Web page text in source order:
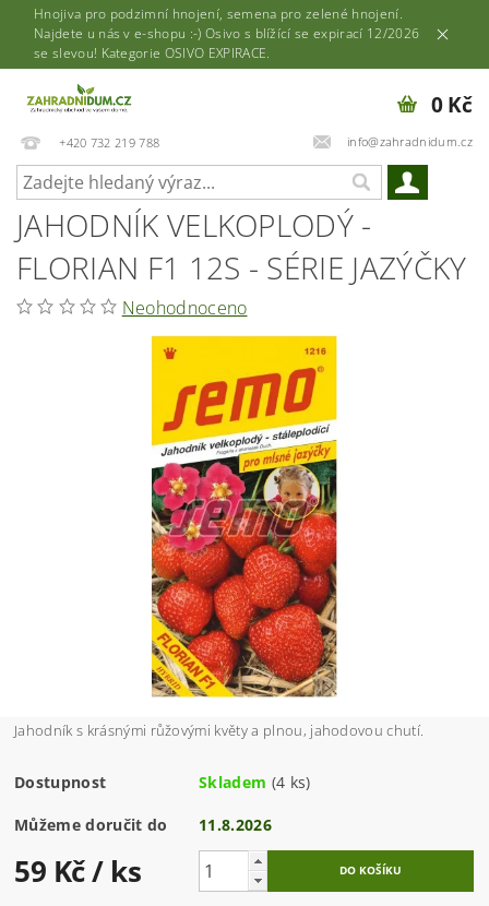
Hnojiva pro podzimní hnojení, semena pro zelené hnojení.
Najdete u nás v e-shopu :-) Osivo s blížící se expirací 12/2026
se slevou! Kategorie OSIVO EXPIRACE.
+420 732 219 788 info@zahradnidum.cz
0 Kč
JAHODNÍK VELKOPLODÝ -
FLORIAN F1 12S - SÉRIE JAZÝČKY
Neohodnoceno
Jahodník s krásnými růžovými květy a plnou, jahodovou chutí.
Dostupnost Skladem (4 ks)
Můžeme doručit do 11.8.2026
59 Kč/ ks